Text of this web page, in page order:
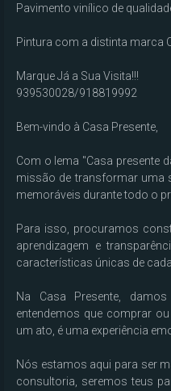
Pavimento vinílico de
Pintura com a distinta marca
Marque Já a Sua Visita!!!
939530028/918819992
Bem-vindo à Casa Presente,
Com o lema "Casa presente
missão de transformar uma
memoráveis durante todo o
Para isso, procuramos
aprendizagem e
características únicas de
Na Casa Presente,
entendemos que comprar
um ato, é uma experiência
Nós estamos aqui para ser
consultoria, seremos teus